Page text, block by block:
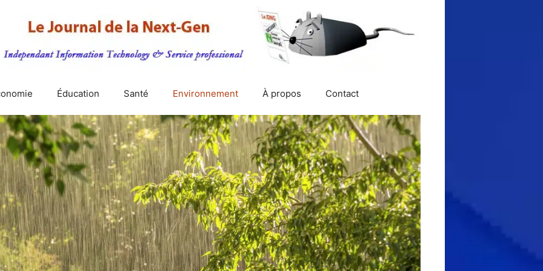
Éducation Santé Environnement À propos Contact